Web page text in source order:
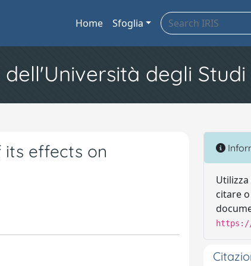
Home Sfoglia
degli Studi
its effects on
citare
https://